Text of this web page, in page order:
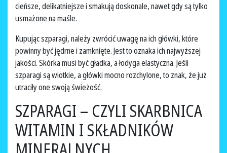
cieńsze, delikatniejsze i smakują doskonale, nawet gdy są tylko
usmażone na maśle.
Kupując szparagi, należy zwrócić uwagę na ich główki, które
powinny być jędrne i zamknięte. Jest to oznaka ich najwyższej
jakości. Skórka musi być gładka, a łodyga elastyczna. Jeśli
szparagi są wiotkie, a główki mocno rozchylone, to znak, że już
utraciły one swoją świeżość.
SZPARAGI – CZYLI SKARBNICA
WITAMIN I SKŁADNIKÓW